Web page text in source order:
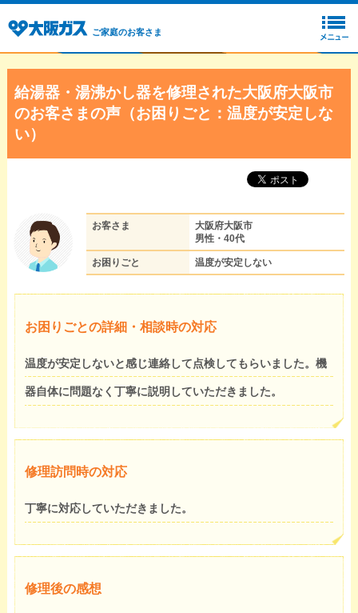
ご家庭のお客さま
給湯器・湯沸かし器を修理された大阪府大阪市
のお客さまの声（お困りごと：温度が安定しな
い）
お客さま
大阪府大阪市
男性・40代
お困りごと 温度が安定しない
お困りごとの詳細・相談時の対応
温度が安定しないと感じ連絡して点検してもらいました。機
器自体に問題なく丁寧に説明していただきました。
修理訪問時の対応
丁寧に対応していただきました。
修理後の感想